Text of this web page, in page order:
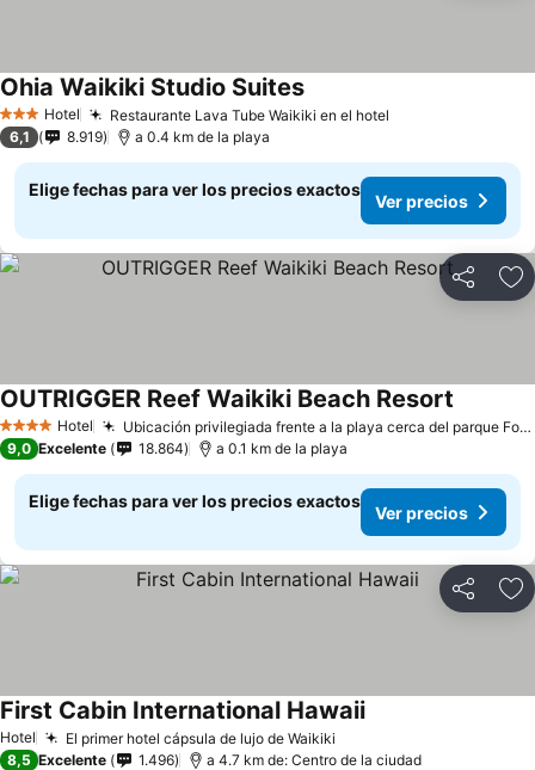
3 Estrellas
Hotel Restaurante Lava Tube Waikiki en el hotel
Ohia Waikiki Studio Suites
6,1 8.919 a 0.4 km de la playa
Elige fechas para ver los precios exactos
Ver precios
Compartir
4 EstrellasHotel Ubicación privilegiada frente a la playa cerca del parque Fort DeRussy
OUTRIGGER Reef Waikiki Beach Resort
9,0 Excelente 18.864 a 0.1 km de la playa
Elige fechas para ver los precios exactos
Ver precios
Compartir
Hotel El primer hotel cápsula de lujo de Waikiki
First Cabin International Hawaii
8,5 Excelente 1.496 a 4.7 km de: Centro de la ciudad